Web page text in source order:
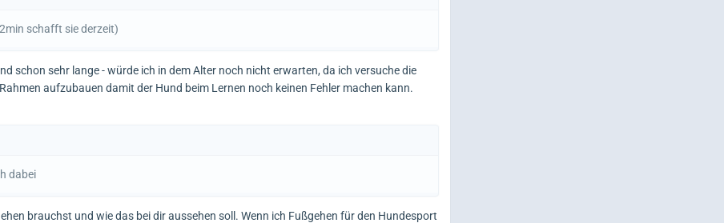
schafft sie derzeit)
schon sehr lange - würde ich in dem Alter noch nicht erwarten, da ich versuche die
aufzubauen damit der Hund beim Lernen noch keinen Fehler machen kann.
dabei
brauchst und wie das bei dir aussehen soll. Wenn ich Fußgehen für den Hundesport